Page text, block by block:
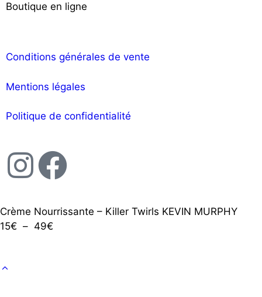
Boutique en ligne
Conditions générales de vente
Mentions légales
Politique de confidentialité
Crème Nourrissante – Killer Twirls KEVIN MURPHY
15€ – 49€